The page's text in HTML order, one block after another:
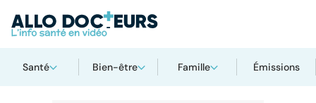
Santé Bien-être Famille Émissions